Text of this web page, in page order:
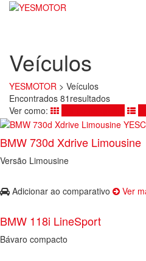
Veículos
YESMOTOR > Veículos
Encontrados 81resultados
Ver como:
BMW 730d Xdrive Limousine
Versão Limousine
Adicionar ao comparativo Ver
BMW 118i LineSport
Bávaro compacto